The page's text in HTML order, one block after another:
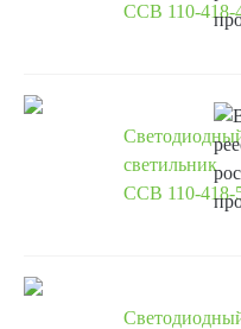
ССВ 110-418-
светильник
ССВ 110-418-